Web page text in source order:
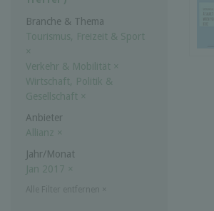
Branche & Thema
Tourismus, Freizeit & Sport
×
Verkehr & Mobilität ×
Wirtschaft, Politik &
Gesellschaft ×
Anbieter
Allianz ×
Jahr/Monat
Jan 2017 ×